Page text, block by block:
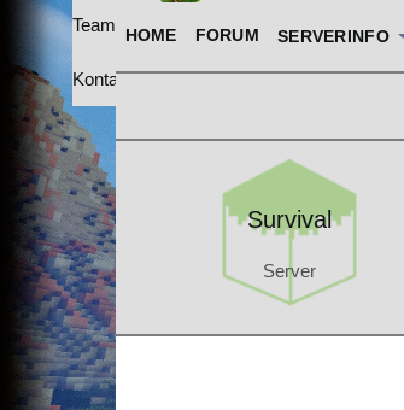
Team & Ränge
Kontakt
HOME FORUM SERVERINFO
Survival
Server
Survival